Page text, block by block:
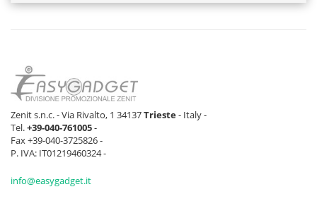
Zenit s.n.c. - Via Rivalto, 1 34137Trieste- Italy -
Tel.+39-040-761005-
Fax +39-040-3725826 -
P. IVA: IT01219460324 -
info@easygadget.it